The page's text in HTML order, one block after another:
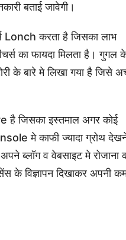
बताई जावेगी।
Lonch करता है जिसका लाभ
का फायदा मिलता है। गुगल
के बारे मे लिखा गया है जिसे
है जिसका इस्तमाल अगर कोई
मे काफी ज्यादा ग्रोथ
ब्लॉग व वेबसाइट मे रोजाना
विज्ञापन दिखाकर अपनी